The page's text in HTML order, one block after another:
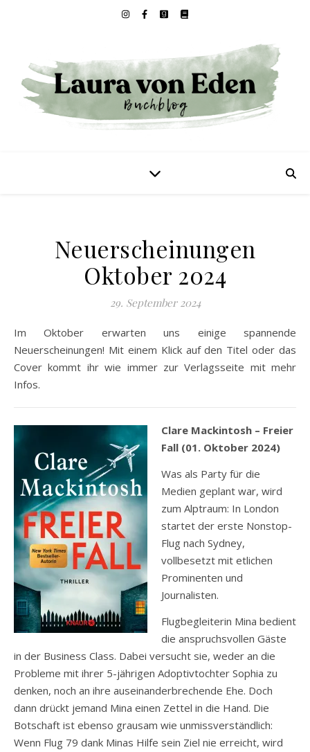
Neuerscheinungen
Oktober 2024
29. September 2024
Im Oktober erwarten uns einige spannende
Neuerscheinungen! Mit einem Klick auf den Titel oder das
Cover kommt ihr wie immer zur Verlagsseite mit mehr
Infos.
Clare Mackintosh – Freier
Fall (01. Oktober 2024)
Was als Party für die
Medien geplant war, wird
zum Alptraum: In London
startet der erste Nonstop-
Flug nach Sydney,
vollbesetzt mit etlichen
Prominenten und
Journalisten.
Flugbegleiterin Mina bedient
die anspruchsvollen Gäste
in der Business Class. Dabei versucht sie, weder an die
Probleme mit ihrer 5-jährigen Adoptivtochter Sophia zu
denken, noch an ihre auseinanderbrechende Ehe. Doch
dann drückt jemand Mina einen Zettel in die Hand. Die
Botschaft ist ebenso grausam wie unmissverständlich:
Wenn Flug 79 dank Minas Hilfe sein Ziel nie erreicht, wird